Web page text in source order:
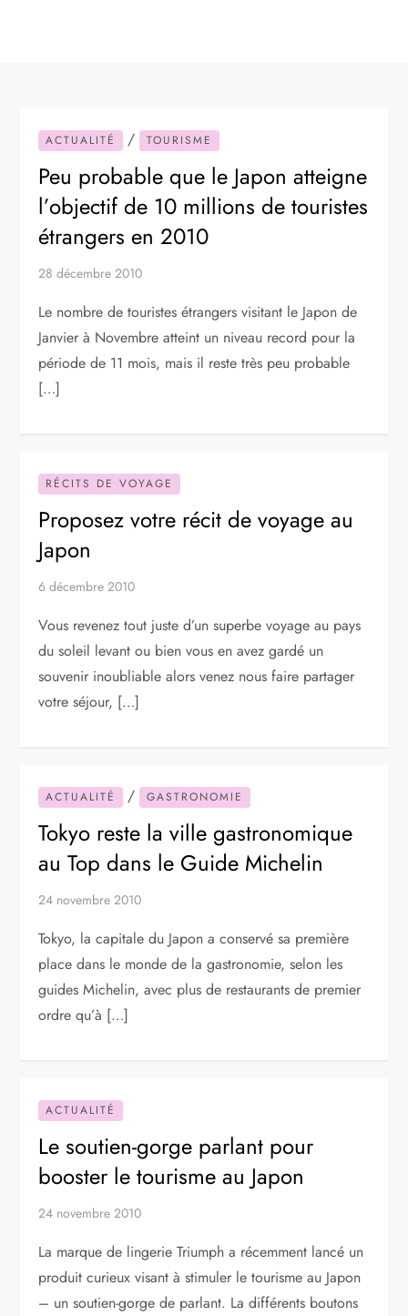
ACTUALITÉ / TOURISME
Peu probable que le Japon atteigne
l’objectif de 10 millions de touristes
étrangers en 2010
28 décembre 2010
Le nombre de touristes étrangers visitant le Japon de
Janvier à Novembre atteint un niveau record pour la
période de 11 mois, mais il reste très peu probable
[…]
RÉCITS DE VOYAGE
Proposez votre récit de voyage au
Japon
6 décembre 2010
Vous revenez tout juste d’un superbe voyage au pays
du soleil levant ou bien vous en avez gardé un
souvenir inoubliable alors venez nous faire partager
votre séjour, […]
ACTUALITÉ / GASTRONOMIE
Tokyo reste la ville gastronomique
au Top dans le Guide Michelin
24 novembre 2010
Tokyo, la capitale du Japon a conservé sa première
place dans le monde de la gastronomie, selon les
guides Michelin, avec plus de restaurants de premier
ordre qu’à […]
ACTUALITÉ
Le soutien-gorge parlant pour
booster le tourisme au Japon
24 novembre 2010
La marque de lingerie Triumph a récemment lancé un
produit curieux visant à stimuler le tourisme au Japon
– un soutien-gorge de parlant. La différents boutons